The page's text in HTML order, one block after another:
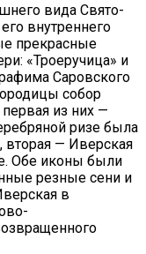
вида Свято-
внутреннего
прекрасные
«Троеручица» и
Саровского
собор
из них —
ризе была
вторая — Иверская
Обе иконы были
резные сени и
в